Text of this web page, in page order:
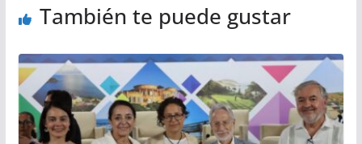
También te puede gustar